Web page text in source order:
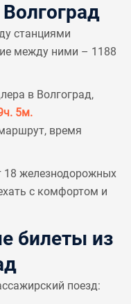
станциями
между ними – 1188
в Волгоград,
5м.
время
железнодорожных
с комфортом и
билеты из
поезд: